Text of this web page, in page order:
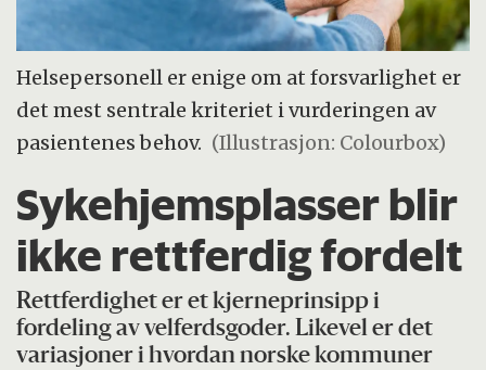
Helsepersonell er enige om at forsvarlighet er
det mest sentrale kriteriet i vurderingen av
pasientenes behov. (Illustrasjon: Colourbox)
Sykehjemsplasser blir
ikke rettferdig fordelt
Rettferdighet er et kjerneprinsipp i
fordeling av velferdsgoder. Likevel er det
variasjoner i hvordan norske kommuner